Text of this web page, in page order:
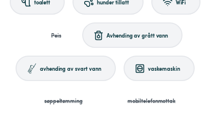
toalett hunder tillatt WiFi
Peis Avhending av grått vann
avhending av svart vann vaskemaskin
søppeltømming mobiltelefonmottak